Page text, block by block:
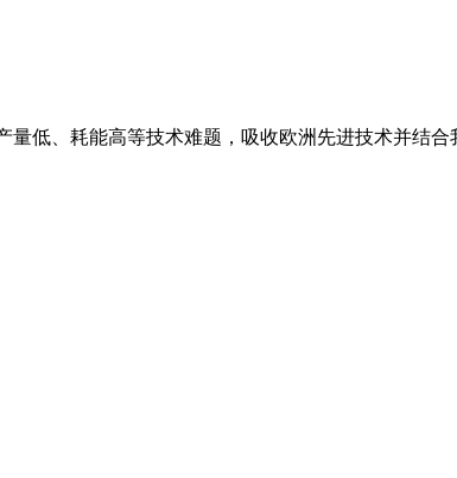
低、耗能高等技术难题，吸收欧洲先进技术并结